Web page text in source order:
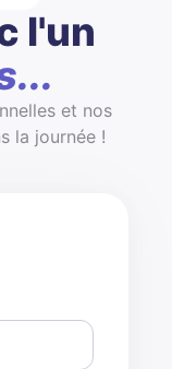
l'un
et nos
la journée !